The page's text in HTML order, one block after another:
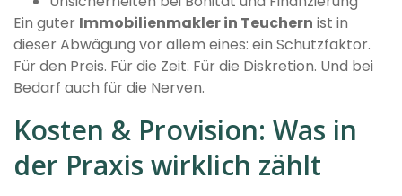
Ein guter Immobilienmakler in Teuchern ist in
dieser Abwägung vor allem eines: ein Schutzfaktor.
Für den Preis. Für die Zeit. Für die Diskretion. Und bei
Bedarf auch für die Nerven.
Kosten & Provision: Was in
der Praxis wirklich zählt